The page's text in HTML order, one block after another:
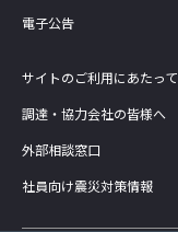
電子公告
サイトのご利用にあたって
調達・協力会社の皆様へ
外部相談窓口
社員向け震災対策情報